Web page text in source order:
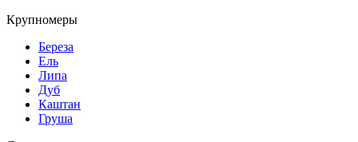
Крупномеры
Береза
Ель
Липа
Дуб
Каштан
Груша